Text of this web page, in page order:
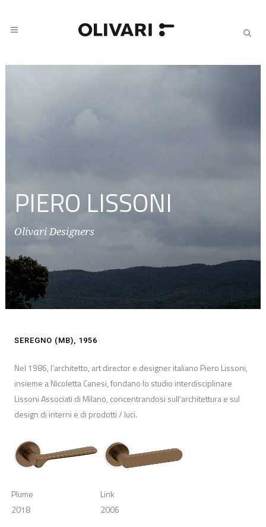
PIERO LISSONI
Olivari Designers
SEREGNO (MB), 1956
Nel 1986, l’architetto, art director e designer italiano Piero Lissoni,
insieme a Nicoletta Canesi, fondano lo studio interdisciplinare
Lissoni Associati di Milano, concentrandosi sull’architettura e sul
design di interni e di prodotti / luci.
Plume
2018
Link
2006